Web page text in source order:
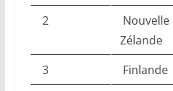
2
Nouvelle
Zélande
3 Finlande